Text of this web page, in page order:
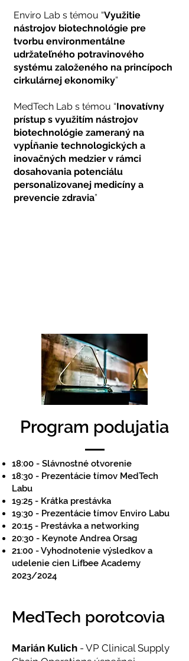
Enviro Lab s témou “Využitie
nástrojov biotechnológie pre
tvorbu environmentálne
udržateľného potravinového
systému založeného na princípoch
cirkulárnej ekonomiky”
MedTech Lab s témou “Inovatívny
prístup s využitím nástrojov
biotechnológie zameraný na
vypĺňanie technologických a
inovačných medzier v rámci
dosahovania potenciálu
personalizovanej medicíny a
prevencie zdravia”
Program podujatia
18:00 - Slávnostné otvorenie
18:30 - Prezentácie tímov MedTech
Labu
19:25 - Krátka prestávka
19:30 - Prezentácie tímov Enviro Labu
20:15 - Prestávka a networking
20:30 - Keynote Andrea Orsag
21:00 - Vyhodnotenie výsledkov a
udelenie cien Lifbee Academy
2023/2024
MedTech porotcovia
Marián Kulich - VP Clinical Supply